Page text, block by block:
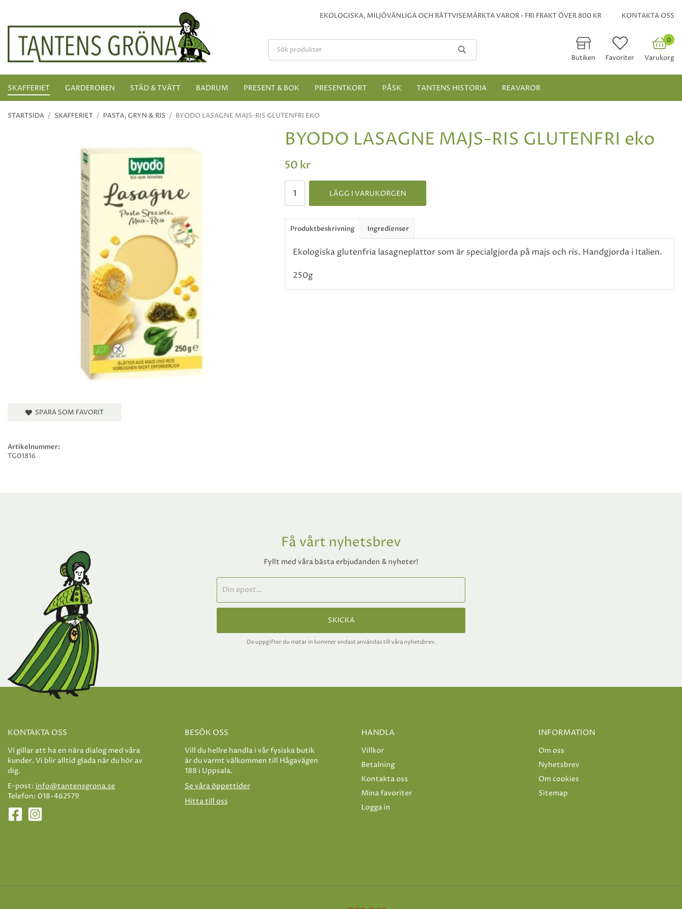
EKOLOGISKA, MILJÖVÄNLIGA OCH RÄTTVISEMÄRKTA VAROR • FRI FRAKT ÖVER 800 KR KONTAKTA OSS
Butiken Favoriter
0
Varukorg
SKAFFERIET GARDEROBEN STÄD & TVÄTT BADRUM PRESENT & BOK PRESENTKORT PÅSK TANTENS HISTORIA REAVAROR
STARTSIDA / SKAFFERIET / PASTA, GRYN & RIS / BYODO LASAGNE MAJS-RIS GLUTENFRI EKO
BYODO LASAGNE MAJS-RIS GLUTENFRI eko
50 kr
LÄGG I VARUKORGEN
Produktbeskrivning Ingredienser
Ekologiska glutenfria lasagneplattor som är specialgjorda på majs och ris. Handgjorda i Italien.
250g
SPARA SOM FAVORIT
Artikelnummer:
TG01816
Få vårt nyhetsbrev
Fyllt med våra bästa erbjudanden & nyheter!
SKICKA
De uppgifter du matar in kommer endast användas till våra nyhetsbrev.
KONTAKTA OSS
Vi gillar att ha en nära dialog med våra
kunder. Vi blir alltid glada när du hör av
dig.
E-post: info@tantensgrona.se
Telefon: 018-462579
BESÖK OSS
Vill du hellre handla i vår fysiska butik
är du varmt välkommen till Hågavägen
188 i Uppsala.
Se våra öppettider
Hitta till oss
HANDLA
Villkor
Betalning
Kontakta oss
Mina favoriter
Logga in
INFORMATION
Om oss
Nyhetsbrev
Om cookies
Sitemap